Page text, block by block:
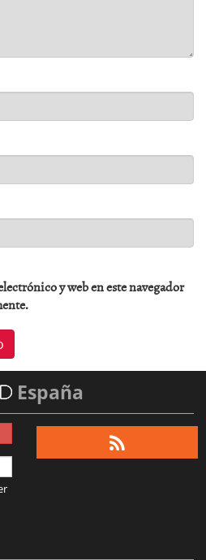
y web en este navegador
España